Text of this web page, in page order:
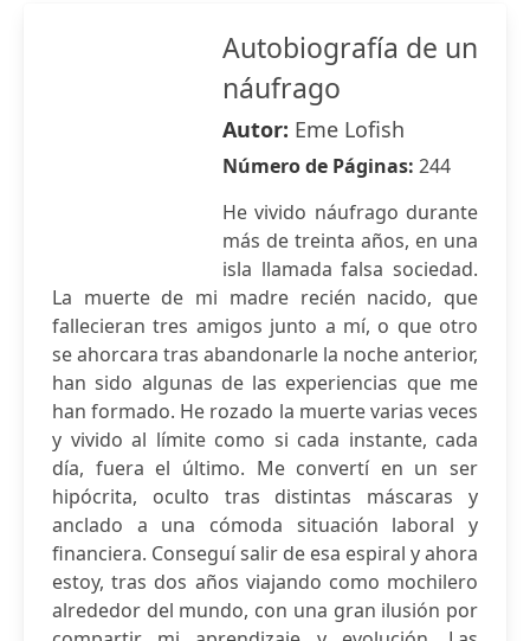
Autobiografía de un
náufrago
Autor: Eme Lofish
Número de Páginas: 244
He vivido náufrago durante
más de treinta años, en una
isla llamada falsa sociedad.
La muerte de mi madre recién nacido, que
fallecieran tres amigos junto a mí, o que otro
se ahorcara tras abandonarle la noche anterior,
han sido algunas de las experiencias que me
han formado. He rozado la muerte varias veces
y vivido al límite como si cada instante, cada
día, fuera el último. Me convertí en un ser
hipócrita, oculto tras distintas máscaras y
anclado a una cómoda situación laboral y
financiera. Conseguí salir de esa espiral y ahora
estoy, tras dos años viajando como mochilero
alrededor del mundo, con una gran ilusión por